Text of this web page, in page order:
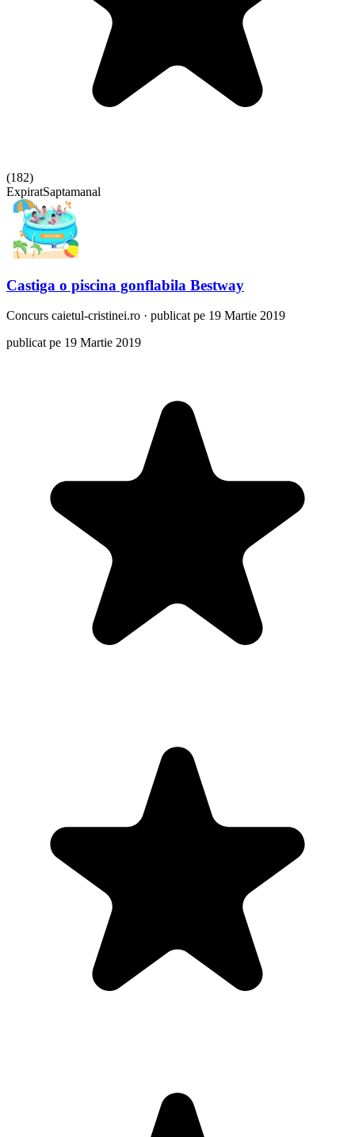
(182)
ExpiratSaptamanal
Castiga o piscina gonflabila Bestway
Concurs caietul-cristinei.ro · publicat pe 19 Martie 2019
publicat pe 19 Martie 2019